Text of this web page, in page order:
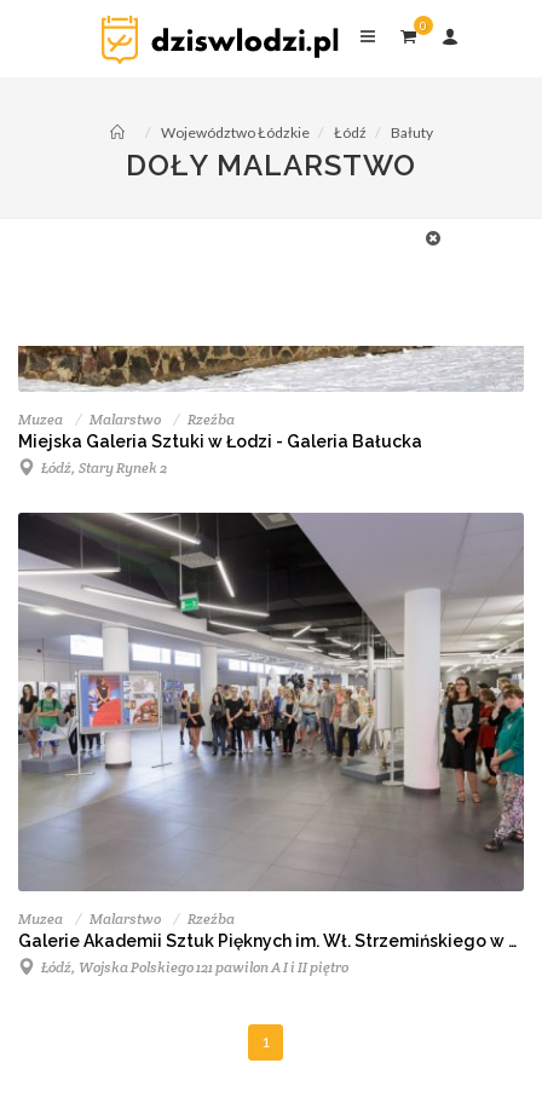
0
Województwo Łódzkie Łódź Bałuty
DOŁY MALARSTWO
Muzea Malarstwo Rzeźba
Miejska Galeria Sztuki w Łodzi - Galeria Bałucka
Łódź, Stary Rynek 2
Muzea Malarstwo Rzeźba
Galerie Akademii Sztuk Pięknych im. Wł. Strzemińskiego w Łodzi
Łódź, Wojska Polskiego 121 pawilon A I i II piętro
1